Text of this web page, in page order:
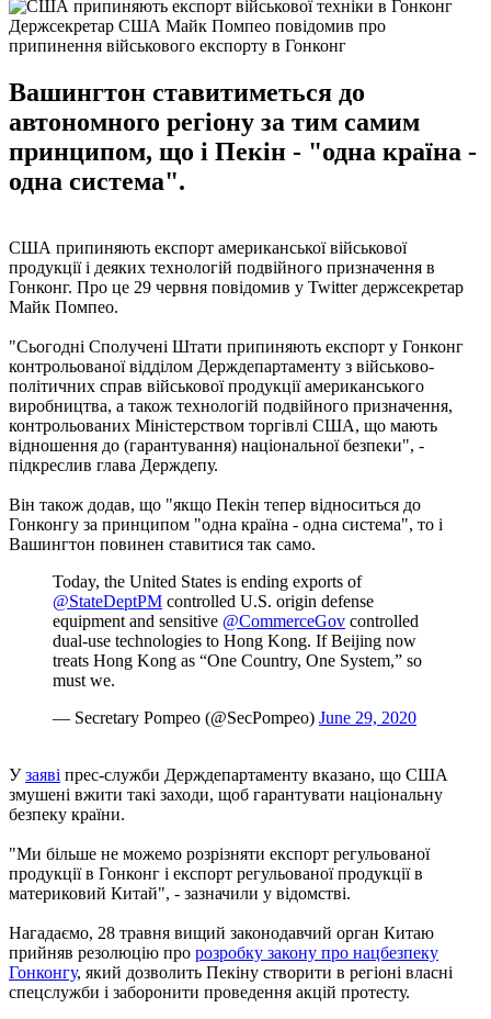
Держсекретар США Майк Помпео повідомив про
припинення військового експорту в Гонконг
Вашингтон ставитиметься до
автономного регіону за тим самим
принципом, що і Пекін - "одна країна -
одна система".
США припиняють експорт американської військової
продукції і деяких технологій подвійного призначення в
Гонконг. Про це 29 червня повідомив у Twitter держсекретар
Майк Помпео.
"Сьогодні Сполучені Штати припиняють експорт у Гонконг
контрольованої відділом Держдепартаменту з військово-
політичних справ військової продукції американського
виробництва, а також технологій подвійного призначення,
контрольованих Міністерством торгівлі США, що мають
відношення до (гарантування) національної безпеки", -
підкреслив глава Держдепу.
Він також додав, що "якщо Пекін тепер відноситься до
Гонконгу за принципом "одна країна - одна система", то і
Вашингтон повинен ставитися так само.
Today, the United States is ending exports of
@StateDeptPM controlled U.S. origin defense
equipment and sensitive @CommerceGov controlled
dual-use technologies to Hong Kong. If Beijing now
treats Hong Kong as “One Country, One System,” so
must we.
— Secretary Pompeo (@SecPompeo) June 29, 2020
Узаяві прес-служби Держдепартаменту вказано, що США
змушені вжити такі заходи, щоб гарантувати національну
безпеку країни.
"Ми більше не можемо розрізняти експорт регульованої
продукції в Гонконг і експорт регульованої продукції в
материковий Китай", - зазначили у відомстві.
Нагадаємо, 28 травня вищий законодавчий орган Китаю
прийняв резолюцію про розробку закону про нацбезпеку
Гонконгу, який дозволить Пекіну створити в регіоні власні
спецслужби і заборонити проведення акцій протесту.